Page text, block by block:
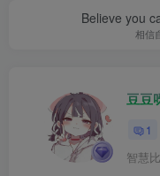
Believe you
相信
豆豆
1
智慧